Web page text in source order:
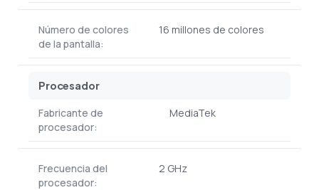
Número de colores
de la pantalla:
16 millones de colores
Procesador
Fabricante de
procesador:
MediaTek
Frecuencia del
procesador:
2 GHz